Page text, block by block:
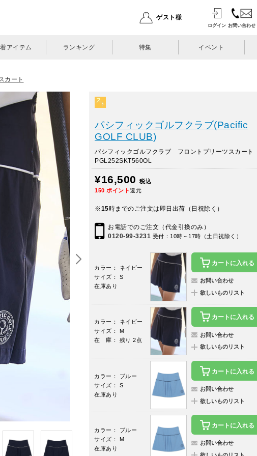
ゲスト様
ログイン お問い合わせ
アイテム ランキング 特集 イベント
カート
パシフィックゴルフクラブ(Pacific
GOLF CLUB)
パシフィックゴルフクラブ フロントプリーツスカート
PGL252SKT560OL
¥16,500
税込
150 ポイント還元
※15時までのご注文は即日出荷（日祝除く）
お電話でのご注文（代金引換のみ）
0120-99-3231 受付：10時～17時（土日祝除く）
カラー： ネイビー
サイズ： S
在庫あり
カートに入れる
お問い合わせ
欲しいものリスト
カラー： ネイビー
サイズ： M
在 庫： 残り 2点
カートに入れる
お問い合わせ
欲しいものリスト
カラー： ブルー
サイズ： S
在庫あり
カートに入れる
お問い合わせ
欲しいものリスト
カラー： ブルー
サイズ： M
在庫あり
カートに入れる
お問い合わせ